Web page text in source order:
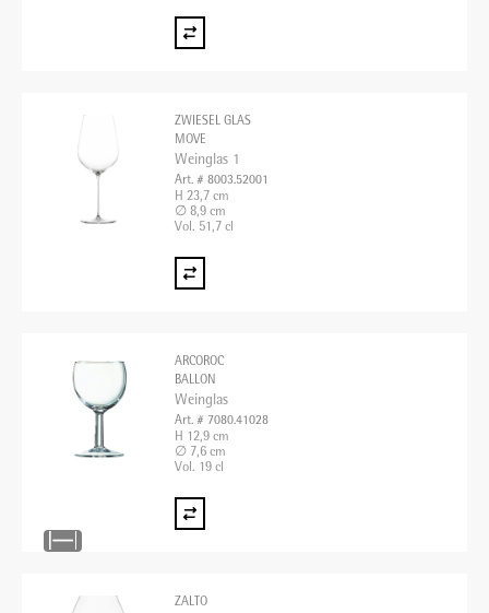
ZWIESEL GLAS
MOVE
Weinglas 1
Art. # 8003.52001
H 23,7 cm
∅ 8,9 cm
Vol. 51,7 cl
ARCOROC
BALLON
Weinglas
Art. # 7080.41028
H 12,9 cm
∅ 7,6 cm
Vol. 19 cl
ZALTO